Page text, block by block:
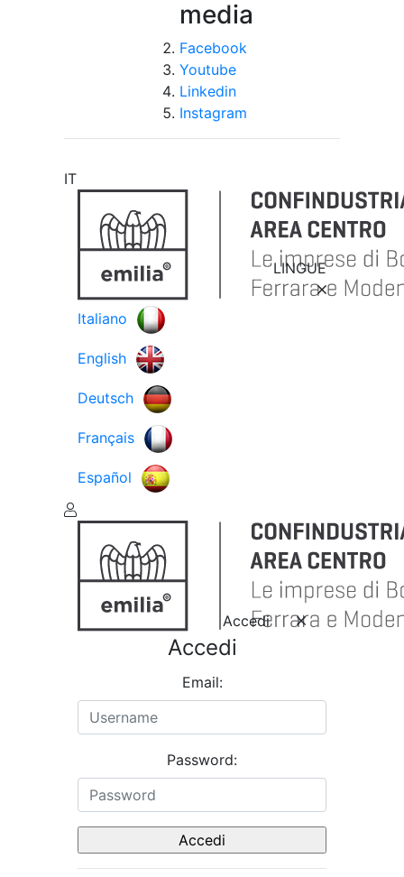
media
Facebook
Youtube
Linkedin
Instagram
IT
LINGUE
Italiano
English
Deutsch
Français
Español
Accedi
Accedi
Email:
Password: